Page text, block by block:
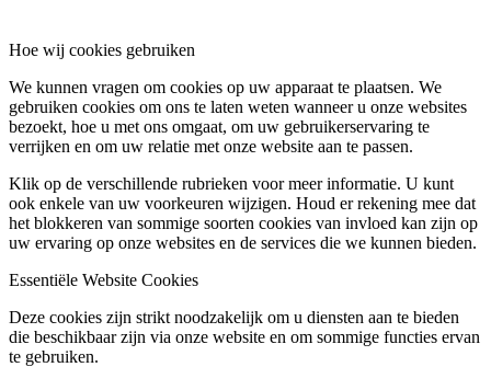
Hoe wij cookies gebruiken
We kunnen vragen om cookies op uw apparaat te plaatsen. We
gebruiken cookies om ons te laten weten wanneer u onze websites
bezoekt, hoe u met ons omgaat, om uw gebruikerservaring te
verrijken en om uw relatie met onze website aan te passen.
Klik op de verschillende rubrieken voor meer informatie. U kunt
ook enkele van uw voorkeuren wijzigen. Houd er rekening mee dat
het blokkeren van sommige soorten cookies van invloed kan zijn op
uw ervaring op onze websites en de services die we kunnen bieden.
Essentiële Website Cookies
Deze cookies zijn strikt noodzakelijk om u diensten aan te bieden
die beschikbaar zijn via onze website en om sommige functies ervan
te gebruiken.